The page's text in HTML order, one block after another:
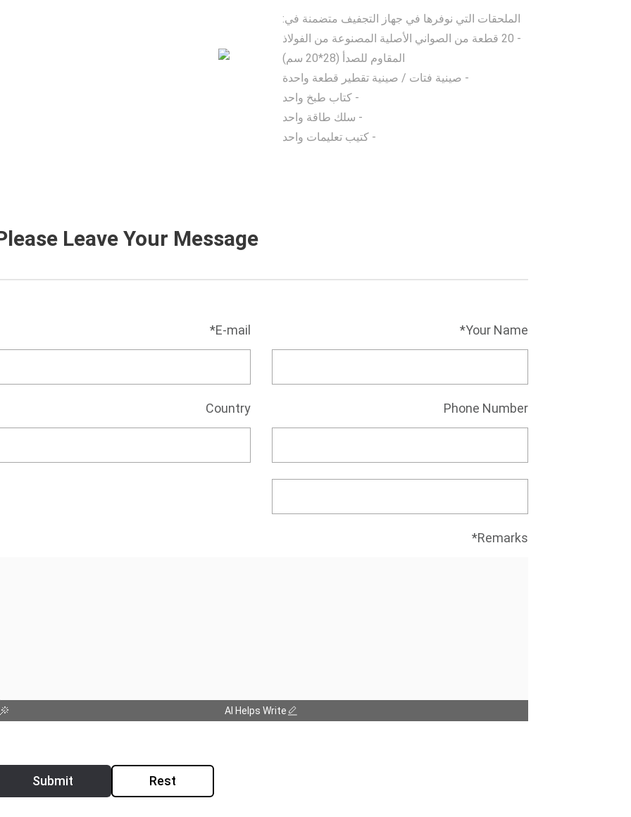
الملحقات التي نوفرها في جهاز التجفيف متضمنة في:
- 20 قطعة من الصواني الأصلية المصنوعة من الفولاذ
المقاوم للصدأ (28*20 سم)
- صينية فتات / صينية تقطير قطعة واحدة
- كتاب طبخ واحد
- سلك طاقة واحد
- كتيب تعليمات واحد
Leave Your Message
Your Name*
E-mail*
Phone Number
Country
Remarks*
AI Helps Write
Rest
Submit